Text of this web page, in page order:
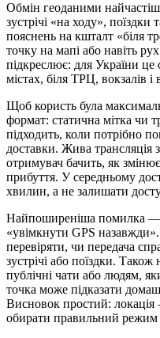
Обмін геоданими
зустрічі «на ходу»,
пояснень на кшталт «біля
точку на мапі або навіть
підкреслює: для України
містах, біля ТРЦ, вокзалів
Щоб користь була
формат: статична мітка чи
підходить, коли потрібно
доставки. Жива трансляція
отримувач бачить, як
прибуття. У середньому
хвилин, а не залишати
Найпоширеніша помилка —
«увімкнути GPS
перевіряти, чи передача
зустрічі або поїздки.
публічні чати або людям,
точка може підказати
Висновок простий:
обирати правильний режим